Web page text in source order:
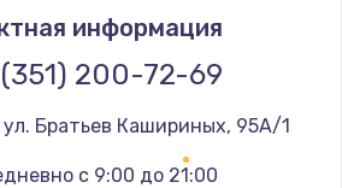
информация
200-72-69
ул. Братьев Кашириных, 95А/1
с 9:00 до 21:00